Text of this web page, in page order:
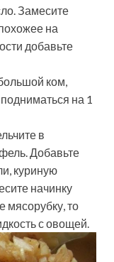
Замесите
на
добавьте
ком,
на 1
в
Добавьте
куриную
начинку
мясорубку, то
с овощей.